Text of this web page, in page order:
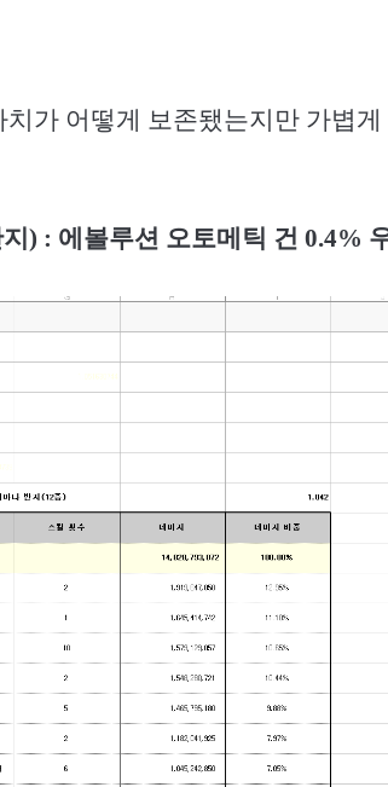
가 어떻게 보존됐는지만 가볍
) : 에볼루션 오토메틱 건 0.4%